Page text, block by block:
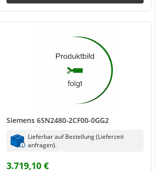
Siemens 6SN2480-2CF00-0GG2
Lieferbar auf Bestellung (Lieferzeit
anfragen).
3.719,10 €